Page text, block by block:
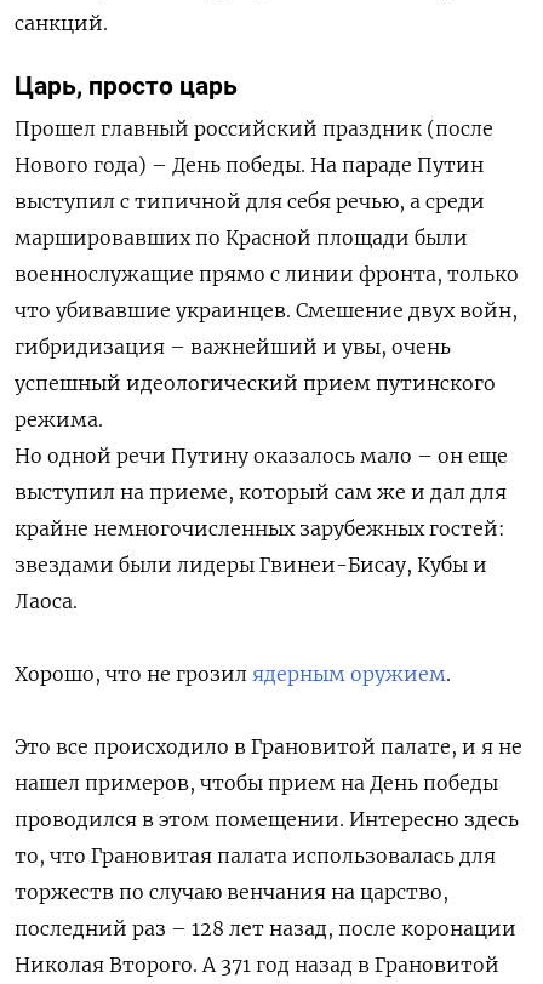
санкций.
Царь, просто царь
Прошел главный российский праздник (после
Нового года) – День победы. На параде Путин
выступил с типичной для себя речью, а среди
маршировавших по Красной площади были
военнослужащие прямо с линии фронта, только
что убивавшие украинцев. Смешение двух войн,
гибридизация – важнейший и увы, очень
успешный идеологический прием путинского
режима.
Но одной речи Путину оказалось мало – он еще
выступил на приеме, который сам же и дал для
крайне немногочисленных зарубежных гостей:
звездами были лидеры Гвинеи-Бисау, Кубы и
Лаоса.
Хорошо, что не грозил ядерным оружием.
Это все происходило в Грановитой палате, и я не
нашел примеров, чтобы прием на День победы
проводился в этом помещении. Интересно здесь
то, что Грановитая палата использовалась для
торжеств по случаю венчания на царство,
последний раз – 128 лет назад, после коронации
Николая Второго. А 371 год назад в Грановитой